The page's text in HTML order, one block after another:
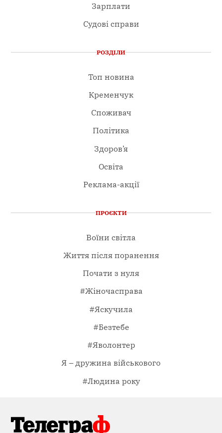
Зарплати
Судові справи
РОЗДІЛИ
Топ новина
Кременчук
Споживач
Політика
Здоров’я
Освіта
Реклама-акції
ПРОЄКТИ
Воїни світла
Життя після поранення
Почати з нуля
#Жіночасправа
#Яскучила
#Безтебе
#Яволонтер
Я – дружина військового
#Людина року